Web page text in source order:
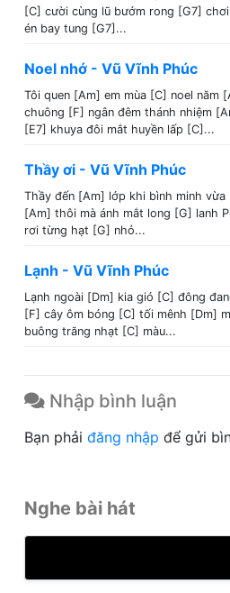
[C] cười cùng lũ bướm rong [G7]
én bay tung [G7]...
Noel nhớ - Vũ Vĩnh Phúc
Tôi quen [Am] em mùa [C] noel năm
chuông [F] ngân đêm thánh nhiệm
[E7] khuya đôi mắt huyền lấp [C]...
Thầy ơi - Vũ Vĩnh Phúc
Thầy đến [Am] lớp khi bình minh
[Am] thôi mà ánh mắt long [G] lanh
rơi từng hạt [G] nhỏ...
Lạnh - Vũ Vĩnh Phúc
Lạnh ngoài [Dm] kia gió [C] đông
[F] cây ôm bóng [C] tối mênh [Dm]
buông trăng nhạt [C] màu...
Nhập bình luận
Bạn phải đăng nhập để gửi
Nghe bài hát